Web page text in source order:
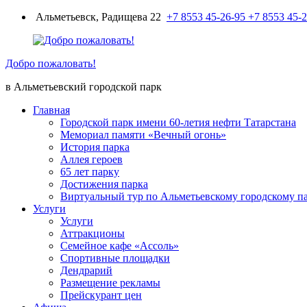
Перейти
содержимому
Альметьевск, Радищева 22 +7 8553 45-26-95 +7 8553 45-
Добро пожаловать!
в Альметьевский городской парк
Главная
Городской парк имени 60-летия нефти Татарстана
Мемориал памяти «Вечный огонь»
История парка
Аллея героев
65 лет парку
Достижения парка
Виртуальный тур по Альметьевскому городскому
Услуги
Услуги
Аттракционы
Семейное кафе «Ассоль»
Спортивные площадки
Дендрарий
Размещение рекламы
Прейскурант цен